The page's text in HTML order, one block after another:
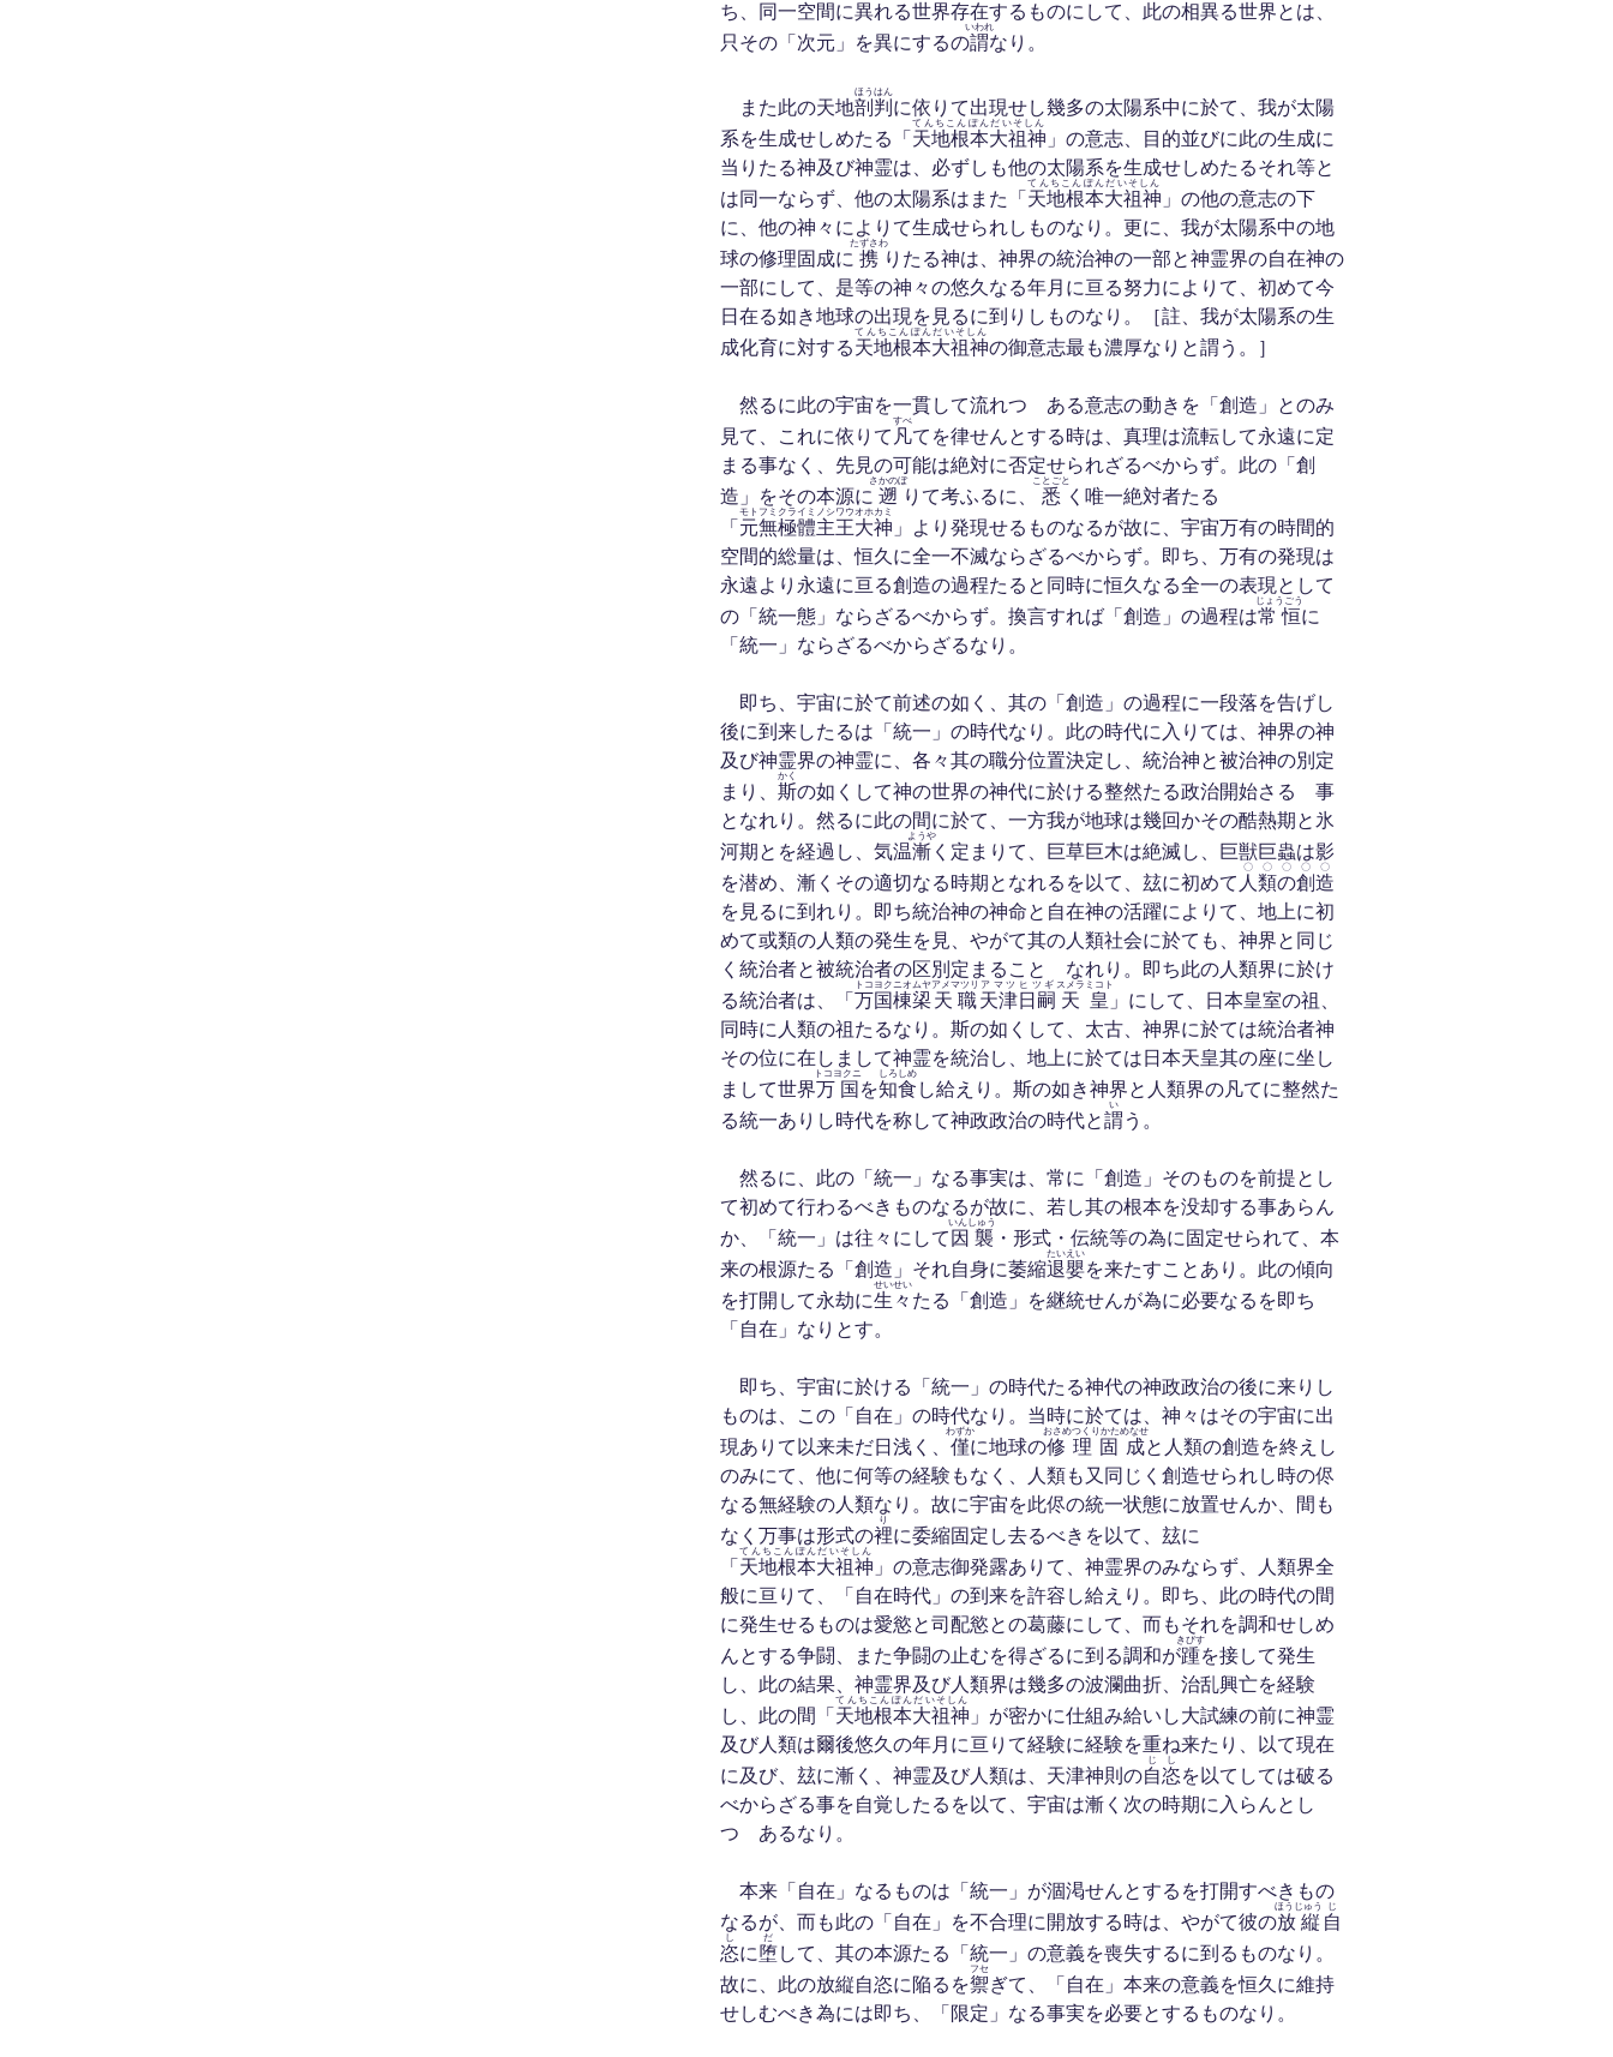
ち、同一空間に異れる世界存在するものにして、此の相異る世界とは、
只その「次元」を異にするの謂
いわれ
なり。
また此の天地剖判
ほうはん
に依りて出現せし幾多の太陽系中に於て、我が太陽
系を生成せしめたる「 天地根本大祖神
てんちこんぽんだいそしん
」の意志、目的並びに此の生成に
当りたる神及び神霊は、必ずしも他の太陽系を生成せしめたるそれ等と
は同一ならず、他の太陽系はまた「 天地根本大祖神
てんちこんぽんだいそしん
」の他の意志の下
に、他の神々によりて生成せられしものなり。更に、我が太陽系中の地
球の修理固成に 携
たずさわ
りたる神は、神界の統治神の一部と神霊界の自在神の
一部にして、是等の神々の悠久なる年月に亘る努力によりて、初めて今
日在る如き地球の出現を見るに到りしものなり。［註、我が太陽系の生
成化育に対する天地根本大祖神
てんちこんぽんだいそしん
の御意志最も濃厚なりと謂う。］
然るに此の宇宙を一貫して流れつゝある意志の動きを「創造」とのみ
見て、これに依りて 凡
すべ
てを律せんとする時は、真理は流転して永遠に定
まる事なく、先見の可能は絶対に否定せられざるべからず。此の「創
造」をその本源に 遡
さかのぼ
りて考ふるに、 悉
ことごと
く唯一絶対者たる
「 元無極體主王大神
モトフミクライミノシワウオホカミ
」より発現せるものなるが故に、宇宙万有の時間的
空間的総量は、恒久に全一不滅ならざるべからず。即ち、万有の発現は
永遠より永遠に亘る創造の過程たると同時に恒久なる全一の表現として
の「統一態」ならざるべからず。換言すれば「創造」の過程は常恒
じょうごう
に
「統一」ならざるべからざるなり。
即ち、宇宙に於て前述の如く、其の「創造」の過程に一段落を告げし
後に到来したるは「統一」の時代なり。此の時代に入りては、神界の神
及び神霊界の神霊に、各々其の職分位置決定し、統治神と被治神の別定
まり、 斯
かく
の如くして神の世界の神代に於ける整然たる政治開始さるゝ事
となれり。然るに此の間に於て、一方我が地球は幾回かその酷熱期と氷
河期とを経過し、気温漸
ようや
く定まりて、巨草巨木は絶滅し、巨獣巨蟲は影
を潜め、漸くその適切なる時期となれるを以て、玆に初めて 人類
〇〇
の
〇
創造
〇〇
を見るに到れり。即ち統治神の神命と自在神の活躍によりて、地上に初
めて或類の人類の発生を見、やがて其の人類社会に於ても、神界と同じ
く統治者と被統治者の区別定まることゝなれり。即ち此の人類界に於け
る統治者は、「 万国棟鿄
トコヨクニオムヤ
天職
アメマツリ
天津
アマツ
日嗣
ヒツギ
天皇
スメラミコト
」にして、日本皇室の祖、
同時に人類の祖たるなり。斯の如くして、太古、神界に於ては統治者神
その位に在しまして神霊を統治し、地上に於ては日本天皇其の座に坐し
まして世界万国
トコヨクニ
を知食
しろしめ
し給えり。斯の如き神界と人類界の凡てに整然た
る統一ありし時代を称して神政政治の時代と謂
い
う。
然るに、此の「統一」なる事実は、常に「創造」そのものを前提とし
て初めて行わるべきものなるが故に、若し其の根本を没却する事あらん
か、「統一」は往々にして 因襲
いんしゅう
・形式・伝統等の為に固定せられて、本
来の根源たる「創造」それ自身に萎縮退嬰
たいえい
を来たすことあり。此の傾向
を打開して永劫に生々
せいせい
たる「創造」を継統せんが為に必要なるを即ち
「自在」なりとす。
即ち、宇宙に於ける「統一」の時代たる神代の神政政治の後に来りし
ものは、この「自在」の時代なり。当時に於ては、神々はその宇宙に出
現ありて以来未だ日浅く、 僅
わずか
に地球の修理固成
おさめつくりかためなせ
と人類の創造を終えし
のみにて、他に何等の経験もなく、人類も又同じく創造せられし時の侭
なる無経験の人類なり。故に宇宙を此侭の統一状態に放置せんか、間も
なく万事は形式の裡
り
に委縮固定し去るべきを以て、玆に
「 天地根本大祖神
てんちこんぽんだいそしん
」の意志御発露ありて、神霊界のみならず、人類界全
般に亘りて、「自在時代」の到来を許容し給えり。即ち、此の時代の間
に発生せるものは愛慾と司配慾との葛藤にして、而もそれを調和せしめ
んとする争闘、また争闘の止むを得ざるに到る調和が踵
きびす
を接して発生
し、此の結果、神霊界及び人類界は幾多の波瀾曲折、治乱興亡を経験
し、此の間「 天地根本大祖神
てんちこんぽんだいそしん
」が密かに仕組み給いし大試練の前に神霊
及び人類は爾後悠久の年月に亘りて経験に経験を重ね来たり、以て現在
に及び、玆に漸く、神霊及び人類は、天津神則の自恣
じし
を以てしては破る
べからざる事を自覚したるを以て、宇宙は漸く次の時期に入らんとし
つゝあるなり。
本来「自在」なるものは「統一」が涸渇せんとするを打開すべきもの
なるが、而も此の「自在」を不合理に開放する時は、やがて彼の放縦
ほうじゅう
自
じ
恣
し
に堕
だ
して、其の本源たる「統一」の意義を喪失するに到るものなり。
故に、此の放縦自恣に陥るを禦
フセ
ぎて、「自在」本来の意義を恒久に維持
せしむべき為には即ち、「限定」なる事実を必要とするものなり。